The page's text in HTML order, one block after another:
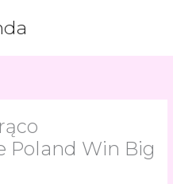
Poland Win Big